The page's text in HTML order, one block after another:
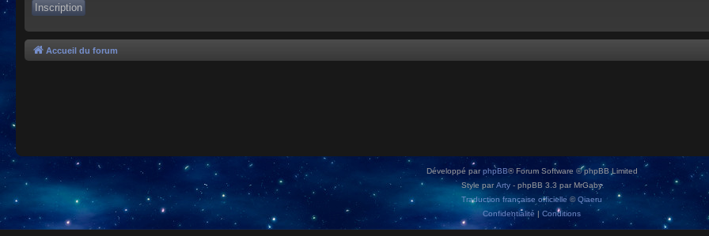
Inscription
Accueil du forum
Développé parphpBB® Forum Software © phpBB Limited
Style par Arty - phpBB 3.3 par MrGaby
Traduction française officielle ©Qiaeru
Confidentialité | Conditions